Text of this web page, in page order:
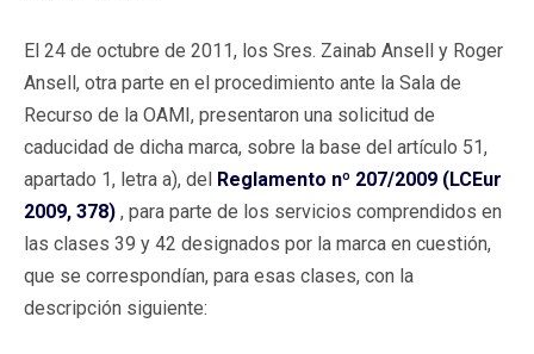
El 24 de octubre de 2011, los Sres. Zainab Ansell y Roger
Ansell, otra parte en el procedimiento ante la Sala de
Recurso de la OAMI, presentaron una solicitud de
caducidad de dicha marca, sobre la base del artículo 51,
apartado 1, letra a), del Reglamento nº 207/2009 (LCEur
2009, 378) , para parte de los servicios comprendidos en
las clases 39 y 42 designados por la marca en cuestión,
que se correspondían, para esas clases, con la
descripción siguiente: